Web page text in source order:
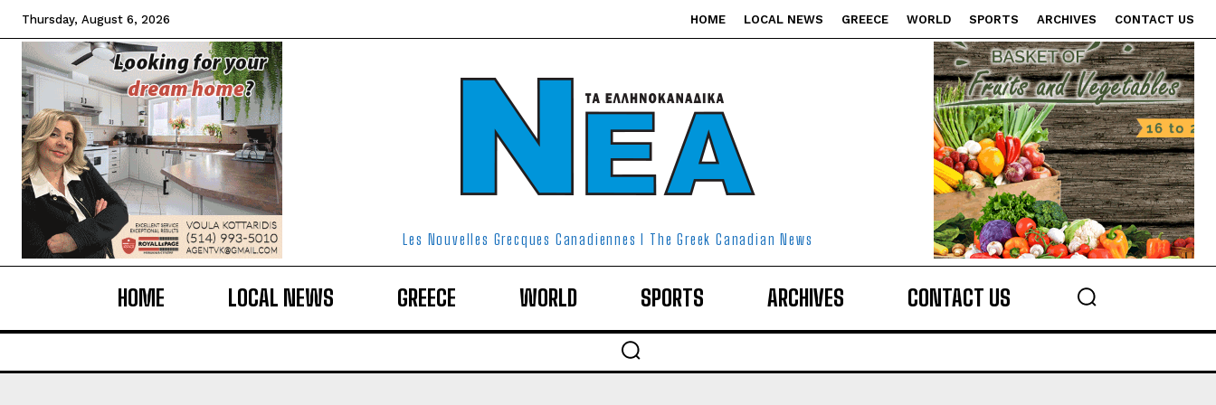
Thursday, August 6, 2026 HOME LOCAL NEWS GREECE WORLD SPORTS ARCHIVES CONTACT US
Les Nouvelles Grecques Canadiennes I The Greek Canadian News
HOME LOCAL NEWS GREECE WORLD SPORTS ARCHIVES CONTACT US